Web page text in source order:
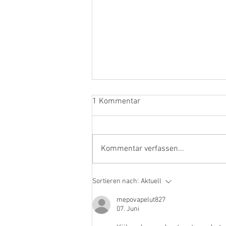
Newsletter 44/2023: DEPOT3-
Auslieferungen I 450 SLC V8
1 Kommentar
Kommentar verfassen...
Sortieren nach: Aktuell
mepovapelut827
07. Juni